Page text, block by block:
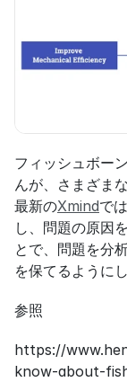
フィッシュボー
んが、さまざま
最新のXmindで
し、問題の原因
とで、問題を分
を保てるようにし
参照
https://
know-about-